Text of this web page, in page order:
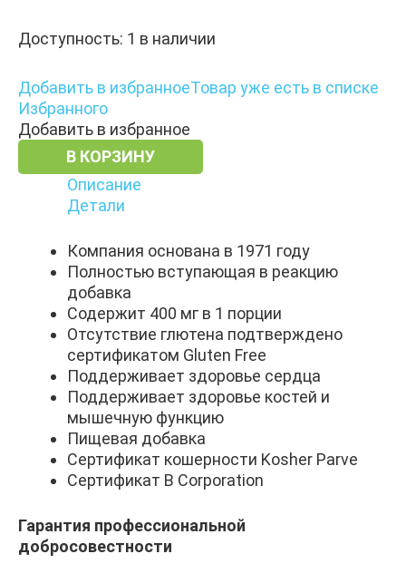
Доступность: 1 в наличии
Добавить в избранноеТовар уже есть в списке
Избранного
Добавить в избранное
В КОРЗИНУ
Описание
Детали
Компания основана в 1971 году
Полностью вступающая в реакцию
добавка
Содержит 400 мг в 1 порции
Отсутствие глютена подтверждено
сертификатом Gluten Free
Поддерживает здоровье сердца
Поддерживает здоровье костей и
мышечную функцию
Пищевая добавка
Сертификат кошерности Kosher Parve
Сертификат B Corporation
Гарантия профессиональной
добросовестности